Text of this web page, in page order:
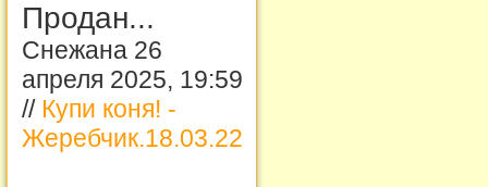
Продан...
Снежана 26
апреля 2025, 19:59
// Купи коня! -
Жеребчик.18.03.22